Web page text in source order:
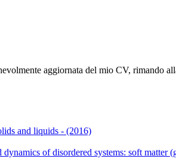
aggiornata del mio CV, rimando
and liquids - (2016)
of disordered systems: soft matter